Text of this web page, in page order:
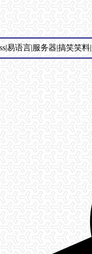
易语言|服务器|搞笑笑料|